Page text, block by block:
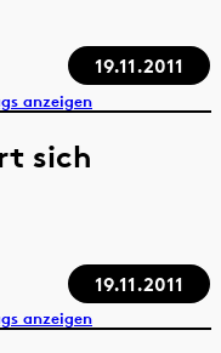
19.11.2011
anzeigen
sich
19.11.2011
anzeigen